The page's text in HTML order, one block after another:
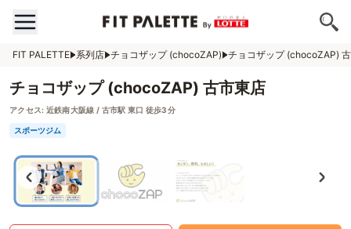
FIT PALETTE 系列店 チョコザップ (chocoZAP) チョコザップ (chocoZAP)
チョコザップ (chocoZAP) 古市東店
アクセス: 近鉄南大阪線 / 古市駅 東口 徒歩3分
スポーツジム